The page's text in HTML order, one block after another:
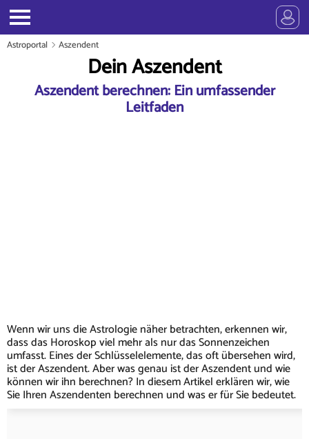
Astroportal Aszendent
Dein Aszendent
Aszendent berechnen: Ein umfassender
Leitfaden
Wenn wir uns die Astrologie näher betrachten, erkennen wir,
dass das Horoskop viel mehr als nur das Sonnenzeichen
umfasst. Eines der Schlüsselelemente, das oft übersehen wird,
ist der Aszendent. Aber was genau ist der Aszendent und wie
können wir ihn berechnen? In diesem Artikel erklären wir, wie
Sie Ihren Aszendenten berechnen und was er für Sie bedeutet.